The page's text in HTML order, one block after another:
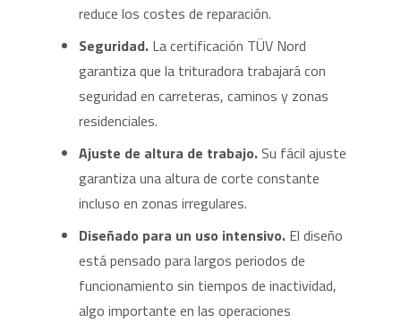
reduce los costes de reparación.
Seguridad. La certificación TÜV Nord
garantiza que la trituradora trabajará con
seguridad en carreteras, caminos y zonas
residenciales.
Ajuste de altura de trabajo. Su fácil ajuste
garantiza una altura de corte constante
incluso en zonas irregulares.
Diseñado para un uso intensivo. El diseño
está pensado para largos periodos de
funcionamiento sin tiempos de inactividad,
algo importante en las operaciones